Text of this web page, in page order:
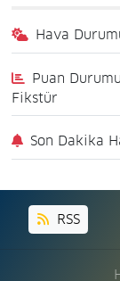
Hava
Puan
Fikstür
Son Dakika
RSS